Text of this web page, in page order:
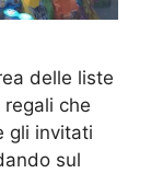
delle liste
che
gli invitati
sul